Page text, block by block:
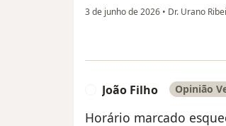
3 de junho de 2026 • Dr. Urano
João Filho Opinião
Horário marcado